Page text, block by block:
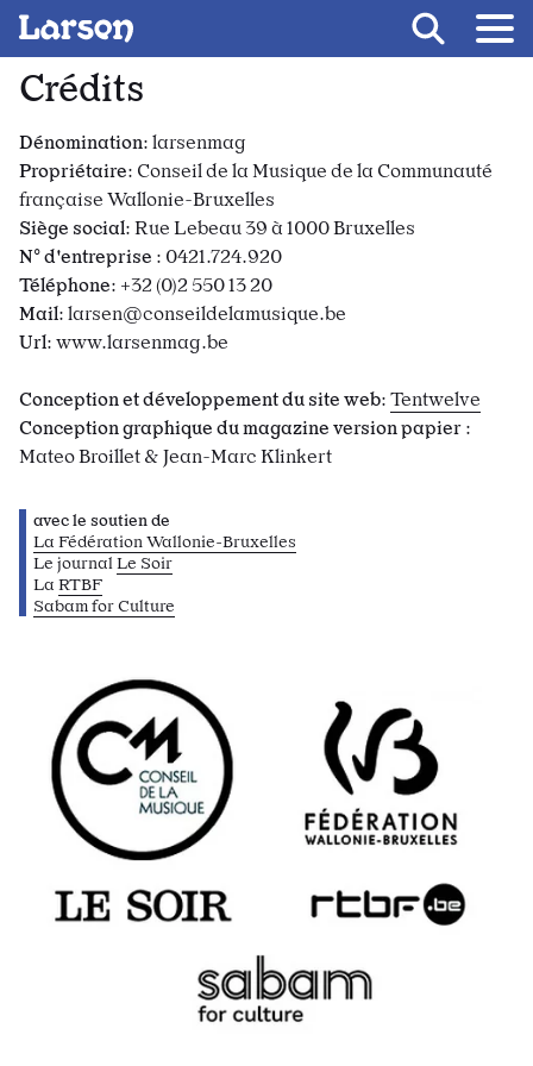
Crédits
Dénomination: larsenmag
Propriétaire: Conseil de la Musique de la Communauté
française Wallonie-Bruxelles
Siège social: Rue Lebeau 39 à 1000 Bruxelles
N° d'entreprise : 0421.724.920
Téléphone: +32 (0)2 550 13 20
Mail: larsen@conseildelamusique.be
Url: www.larsenmag.be
Conception et développement du site web: Tentwelve
Conception graphique du magazine version papier :
Mateo Broillet & Jean-Marc Klinkert
avec le soutien de
La Fédération Wallonie-Bruxelles
Le journal Le Soir
La RTBF
Sabam for Culture